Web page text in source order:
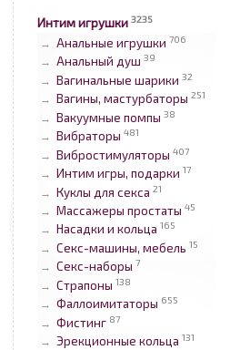
Интим игрушки 3235
→ Анальные игрушки 706
→ Анальный душ 39
→ Вагинальные шарики 32
→ Вагины, мастурбаторы 251
→ Вакуумные помпы 38
→ Вибраторы 481
→ Вибростимуляторы 407
→ Интим игры, подарки 17
→ Куклы для секса 21
→ Массажеры простаты 45
→ Насадки и кольца 165
→ Секс-машины, мебель 15
→ Секс-наборы 7
→ Страпоны 138
→ Фаллоимитаторы 655
→ Фистинг 87
→ Эрекционные кольца 131